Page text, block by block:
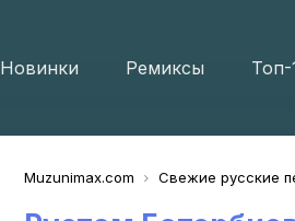
Новинки Ремиксы Топ-
Muzunimax.com Свежие русские